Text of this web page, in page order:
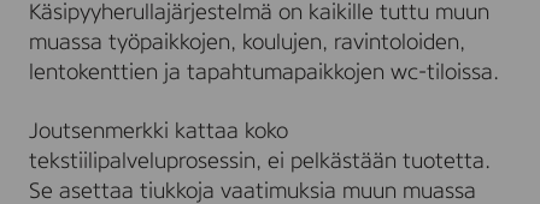
Käsipyyherullajärjestelmä on kaikille tuttu muun
muassa työpaikkojen, koulujen, ravintoloiden,
lentokenttien ja tapahtumapaikkojen wc-tiloissa.
Joutsenmerkki kattaa koko
tekstiilipalveluprosessin, ei pelkästään tuotetta.
Se asettaa tiukkoja vaatimuksia muun muassa